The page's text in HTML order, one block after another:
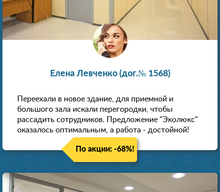
Елена Левченко (дог.№ 1568)
Переехали в новое здание, для приемной и
большого зала искали перегородки, чтобы
рассадить сотрудников. Предложение "Эколюкс"
оказалось оптимальным, а работа - достойной!
По акции: -68%!